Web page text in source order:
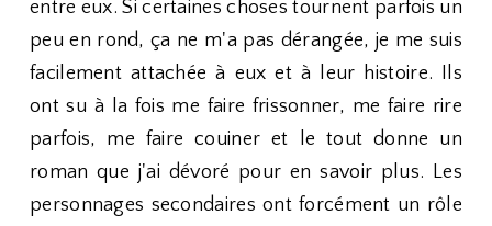
entre eux. Si certaines choses tournent parfois un
peu en rond, ça ne m'a pas dérangée, je me suis
facilement attachée à eux et à leur histoire. Ils
ont su à la fois me faire frissonner, me faire rire
parfois, me faire couiner et le tout donne un
roman que j'ai dévoré pour en savoir plus. Les
personnages secondaires ont forcément un rôle